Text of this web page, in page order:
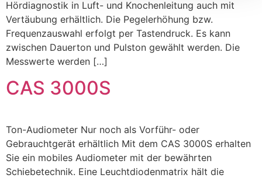
Hördiagnostik in Luft- und Knochenleitung auch mit
Vertäubung erhältlich. Die Pegelerhöhung bzw.
Frequenzauswahl erfolgt per Tastendruck. Es kann
zwischen Dauerton und Pulston gewählt werden. Die
Messwerte werden […]
CAS 3000S
Ton-Audiometer Nur noch als Vorführ- oder
Gebrauchtgerät erhältlich Mit dem CAS 3000S erhalten
Sie ein mobiles Audiometer mit der bewährten
Schiebetechnik. Eine Leuchtdiodenmatrix hält die